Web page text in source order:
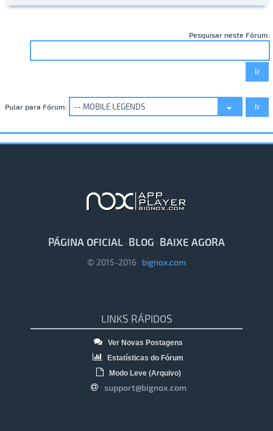
Pesquisar neste Fórum:
Pular para Fórum:
PÁGINA OFICIAL · BLOG · BAIXE AGORA
© 2015-2016 bignox.com
LINKS RÁPIDOS
Ver Novas Postagens
Estatísticas do Fórum
Modo Leve (Arquivo)
support@bignox.com